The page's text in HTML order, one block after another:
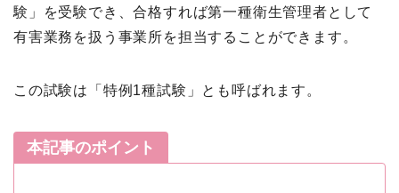
験」を受験でき、合格すれば第一種衛生管理者として
有害業務を扱う事業所を担当することができます。
この試験は「特例1種試験」とも呼ばれます。
本記事のポイント